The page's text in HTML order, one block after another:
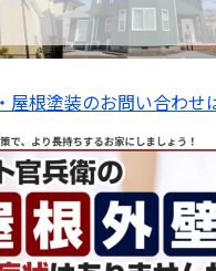
根塗装のお問い合わせ